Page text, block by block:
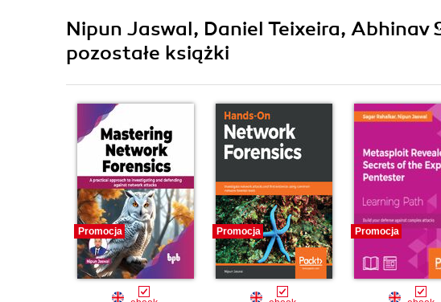
Nipun Jaswal, Daniel Teixeira, Abhinav
pozostałe książki
Promocja Promocja Promocja